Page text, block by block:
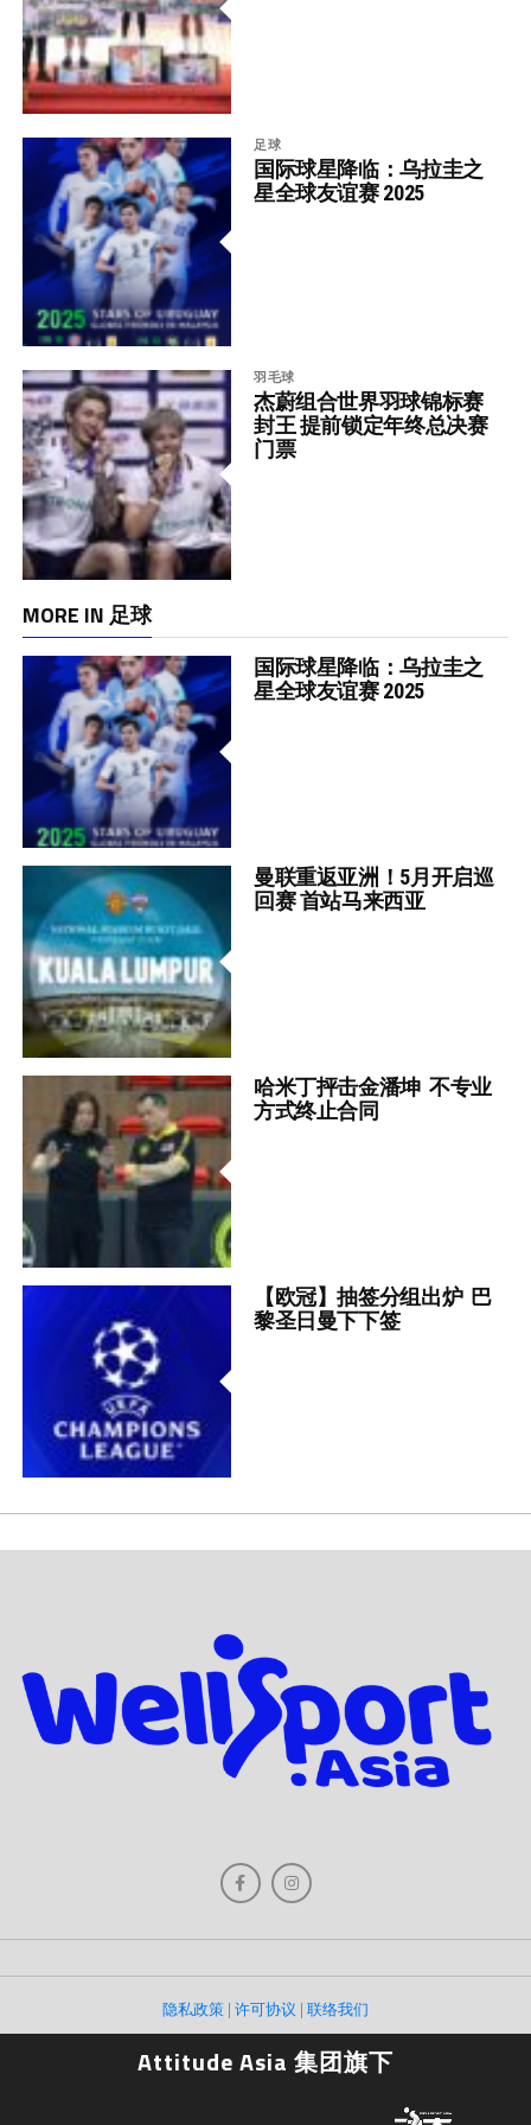
足球
国际球星降临：乌拉圭之
星全球友谊赛 2025
羽毛球
杰蔚组合世界羽球锦标赛
封王 提前锁定年终总决赛
门票
MORE IN 足球
国际球星降临：乌拉圭之
星全球友谊赛 2025
曼联重返亚洲！5月开启巡
回赛 首站马来西亚
哈米丁抨击金潘坤 不专业
方式终止合同
【欧冠】抽签分组出炉 巴
黎圣日曼下下签
隐私政策 | 许可协议 | 联络我们
Attitude Asia 集团旗下